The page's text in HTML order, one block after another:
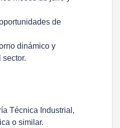
de
dinámico y
sector.
Técnica Industrial,
o similar.